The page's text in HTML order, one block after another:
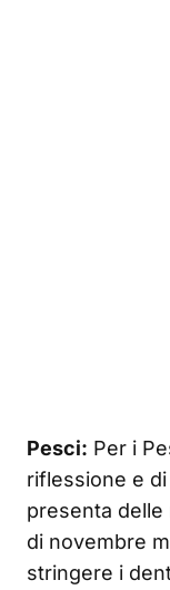
Pesci: Per i
riflessione e
presenta delle
di novembre
stringere i